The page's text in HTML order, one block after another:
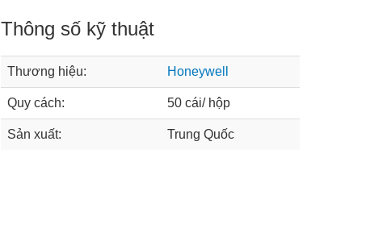
Thông số kỹ thuật
Thương hiệu: Honeywell
Quy cách: 50 cái/ hộp
Sản xuất: Trung Quốc